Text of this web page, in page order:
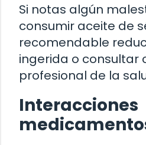
Si notas algún
consumir aceite de
recomendable
ingerida o consultar
profesional de la
Interacciones